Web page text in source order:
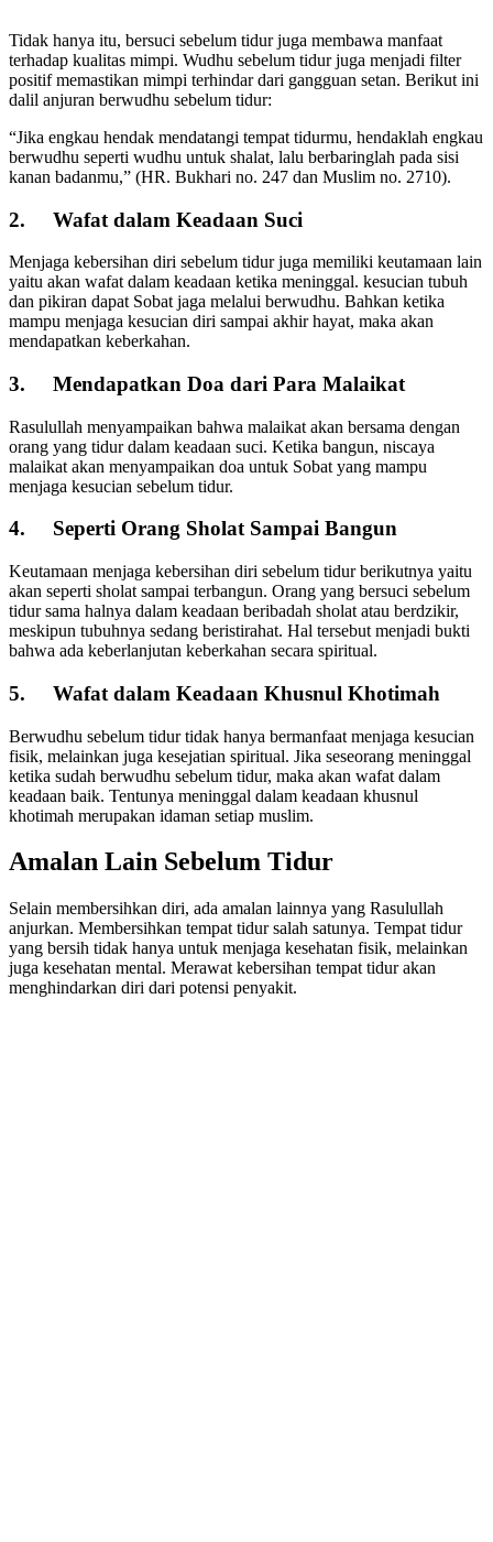
Tidak hanya itu, bersuci sebelum tidur juga membawa manfaat
terhadap kualitas mimpi. Wudhu sebelum tidur juga menjadi filter
positif memastikan mimpi terhindar dari gangguan setan. Berikut ini
dalil anjuran berwudhu sebelum tidur:
“Jika engkau hendak mendatangi tempat tidurmu, hendaklah engkau
berwudhu seperti wudhu untuk shalat, lalu berbaringlah pada sisi
kanan badanmu,” (HR. Bukhari no. 247 dan Muslim no. 2710).
2. Wafat dalam Keadaan Suci
Menjaga kebersihan diri sebelum tidur juga memiliki keutamaan lain
yaitu akan wafat dalam keadaan ketika meninggal. kesucian tubuh
dan pikiran dapat Sobat jaga melalui berwudhu. Bahkan ketika
mampu menjaga kesucian diri sampai akhir hayat, maka akan
mendapatkan keberkahan.
3. Mendapatkan Doa dari Para Malaikat
Rasulullah menyampaikan bahwa malaikat akan bersama dengan
orang yang tidur dalam keadaan suci. Ketika bangun, niscaya
malaikat akan menyampaikan doa untuk Sobat yang mampu
menjaga kesucian sebelum tidur.
4. Seperti Orang Sholat Sampai Bangun
Keutamaan menjaga kebersihan diri sebelum tidur berikutnya yaitu
akan seperti sholat sampai terbangun. Orang yang bersuci sebelum
tidur sama halnya dalam keadaan beribadah sholat atau berdzikir,
meskipun tubuhnya sedang beristirahat. Hal tersebut menjadi bukti
bahwa ada keberlanjutan keberkahan secara spiritual.
5. Wafat dalam Keadaan Khusnul Khotimah
Berwudhu sebelum tidur tidak hanya bermanfaat menjaga kesucian
fisik, melainkan juga kesejatian spiritual. Jika seseorang meninggal
ketika sudah berwudhu sebelum tidur, maka akan wafat dalam
keadaan baik. Tentunya meninggal dalam keadaan khusnul
khotimah merupakan idaman setiap muslim.
Amalan Lain Sebelum Tidur
Selain membersihkan diri, ada amalan lainnya yang Rasulullah
anjurkan. Membersihkan tempat tidur salah satunya. Tempat tidur
yang bersih tidak hanya untuk menjaga kesehatan fisik, melainkan
juga kesehatan mental. Merawat kebersihan tempat tidur akan
menghindarkan diri dari potensi penyakit.